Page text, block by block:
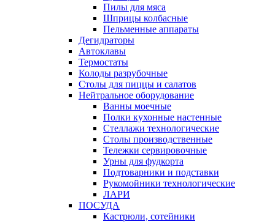
Пилы для мяса
Шприцы колбасные
Пельменные аппараты
Дегидраторы
Автоклавы
Термостаты
Колоды разрубочные
Столы для пиццы и салатов
Нейтральное оборудование
Ванны моечные
Полки кухонные настенные
Стеллажи технологические
Столы производственные
Тележки сервировочные
Урны для фудкорта
Подтоварники и подставки
Рукомойники технологические
ЛАРИ
ПОСУДА
Кастрюли, сотейники